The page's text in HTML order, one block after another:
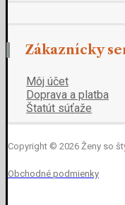
Zákaznícky
Môj účet
Doprava a platba
Štatút súťaže
Copyright © 2026 Ženy so
Obchodné podmienky